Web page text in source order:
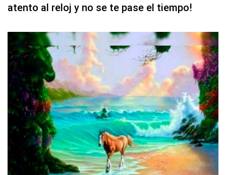
atento al reloj y no se te pase el tiempo!